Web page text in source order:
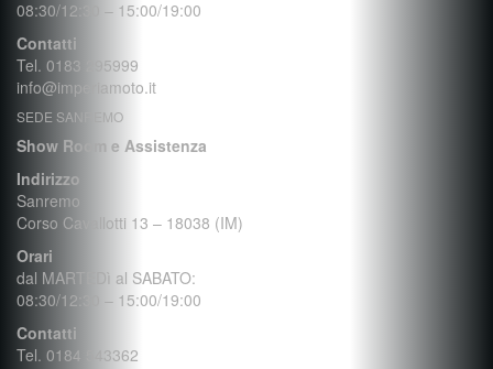
08:30/12:30 – 15:00/19:00
Contatti
Tel. 0183 295999
info@imperiamoto.it
SEDE SANREMO
Show Room e Assistenza
Indirizzo
Sanremo
Corso Cavallotti 13 – 18038 (IM)
Orari
dal MARTEDì al SABATO:
08:30/12:30 – 15:00/19:00
Contatti
Tel. 0184 543362